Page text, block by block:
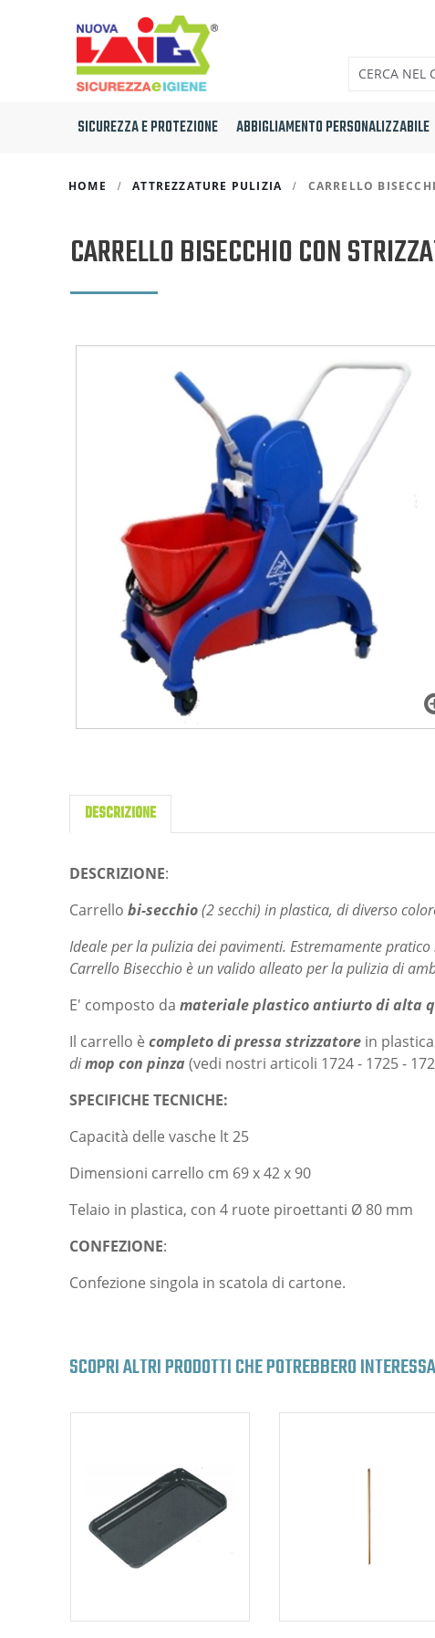
SICUREZZA E PROTEZIONE ABBIGLIAMENTO PERSONALIZZABILE
HOME ATTREZZATURE PULIZIA CARRELLO
CARRELLO BISECCHIO CON
DESCRIZIONE
DESCRIZIONE:
Carrello bi-secchio(2 secchi) in plastica, di diverso
Ideale per la pulizia dei pavimenti. Estremamente
Carrello Bisecchio è un valido alleato per la pulizia di
E' composto da materiale plastico antiurto di alta
Il carrello è completo di pressa strizzatore in plastica
dimop con pinza (vedi nostri articoli 1724 - 1725 -
SPECIFICHE TECNICHE:
Capacità delle vasche lt 25
Dimensioni carrello cm 69 x 42 x 90
Telaio in plastica, con 4 ruote piroettanti Ø 80 mm
CONFEZIONE:
Confezione singola in scatola di cartone.
SCOPRI ALTRI PRODOTTI CHE POTREBBERO